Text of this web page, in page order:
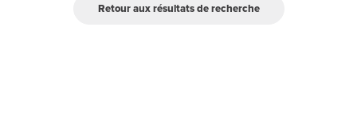
Retour aux résultats de recherche